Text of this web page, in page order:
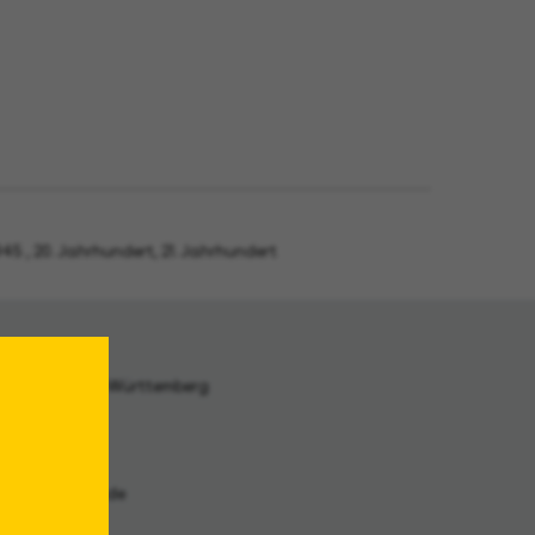
20. Jahrhundert 21. Jahrhundert
Baden-Württemberg
bw.de